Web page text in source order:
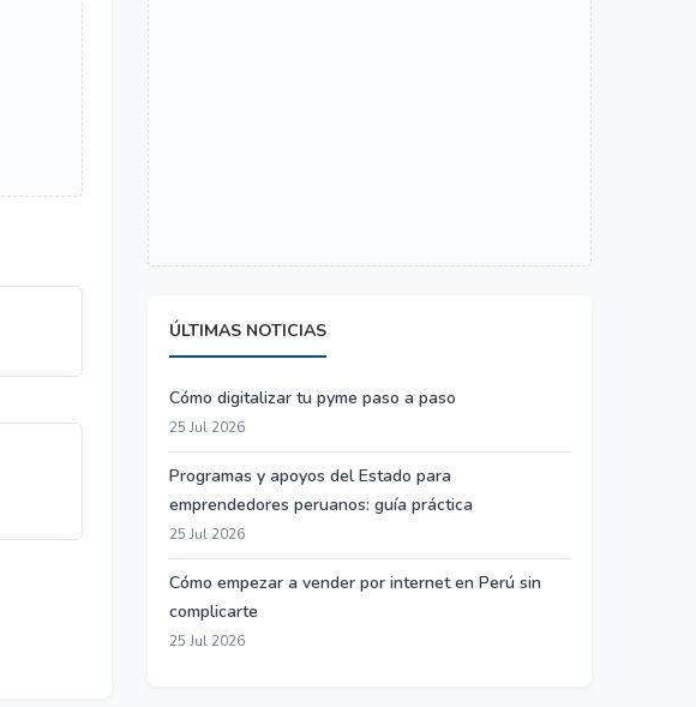
ÚLTIMAS NOTICIAS
Cómo digitalizar tu pyme paso a paso
25 Jul 2026
Programas y apoyos del Estado para
emprendedores peruanos: guía práctica
25 Jul 2026
Cómo empezar a vender por internet en Perú sin
complicarte
25 Jul 2026